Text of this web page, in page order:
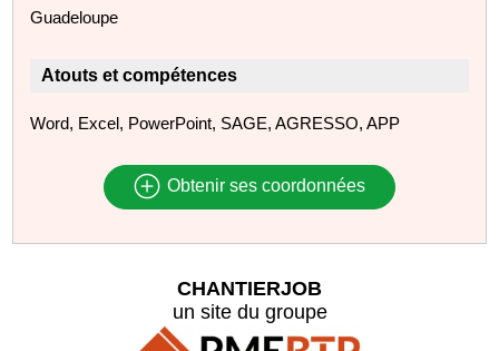
Guadeloupe
Atouts et compétences
Word, Excel, PowerPoint, SAGE, AGRESSO, APP
Obtenir ses coordonnées
CHANTIERJOB
un site du groupe